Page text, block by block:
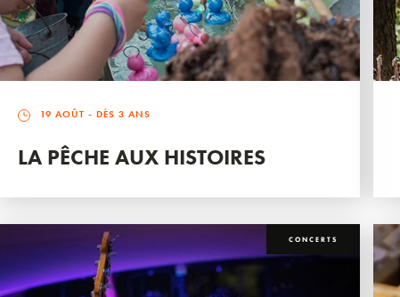
19 AOÛT - DÈS 3 ANS
LA PÊCHE AUX HISTOIRES
CONCERTS